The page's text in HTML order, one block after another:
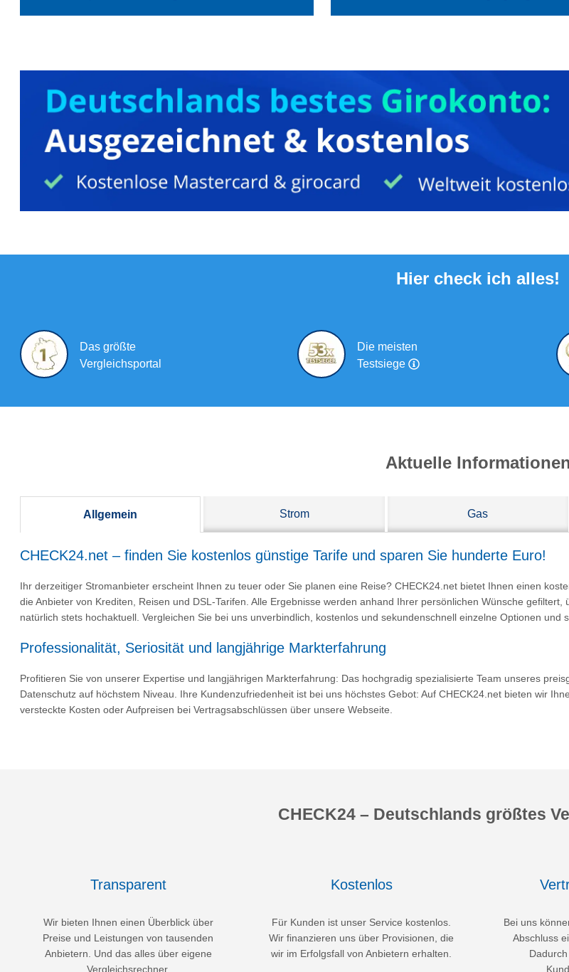
Hier check ich alles!
Das größte
Vergleichs­portal
Die meisten
Testsiege
Aktuelle
Allgemein Strom Gas
CHECK24.net – finden Sie kostenlos günstige Tarife und sparen Sie hunderte Euro!
Ihr derzeitiger Stromanbieter erscheint Ihnen zu teuer oder Sie planen eine Reise? CHECK24.net bietet Ihnen einen
die Anbieter von Krediten, Reisen und DSL-Tarifen. Alle Ergebnisse werden anhand Ihrer persönlichen Wünsche
natürlich stets hochaktuell. Vergleichen Sie bei uns unverbindlich, kostenlos und sekundenschnell einzelne Optionen und
Professionalität, Seriosität und langjährige Markterfahrung
Profitieren Sie von unserer Expertise und langjährigen Markterfahrung: Das hochgradig spezialisierte Team unseres
Datenschutz auf höchstem Niveau. Ihre Kundenzufriedenheit ist bei uns höchstes Gebot: Auf CHECK24.net bieten wir
versteckte Kosten oder Aufpreisen bei Vertragsabschlüssen über unsere Webseite.
CHECK24 – Deutschlands größtes
Transparent
Wir bieten Ihnen einen Überblick über
Preise und Leistungen von tausenden
Anbietern. Und das alles über eigene
Vergleichsrechner.
Kostenlos
Für Kunden ist unser Service kostenlos.
Wir finanzieren uns über Provisionen, die
wir im Erfolgsfall von Anbietern erhalten.
Bei uns
Abschluss